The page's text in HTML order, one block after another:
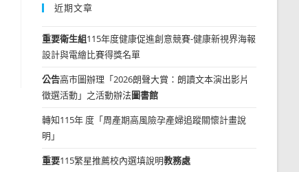
近期文章
重要衛生組115年度健康促進創意競賽-健康新視界海報
設計與電繪比賽得獎名單
公告高市圖辦理「2026朗聲大賞：朗讀文本演出影片
徵選活動」之活動辦法圖書館
轉知115年 度「周產期高風險孕產婦追蹤關懷計畫說
明」
重要115繁星推薦校內選填說明教務處